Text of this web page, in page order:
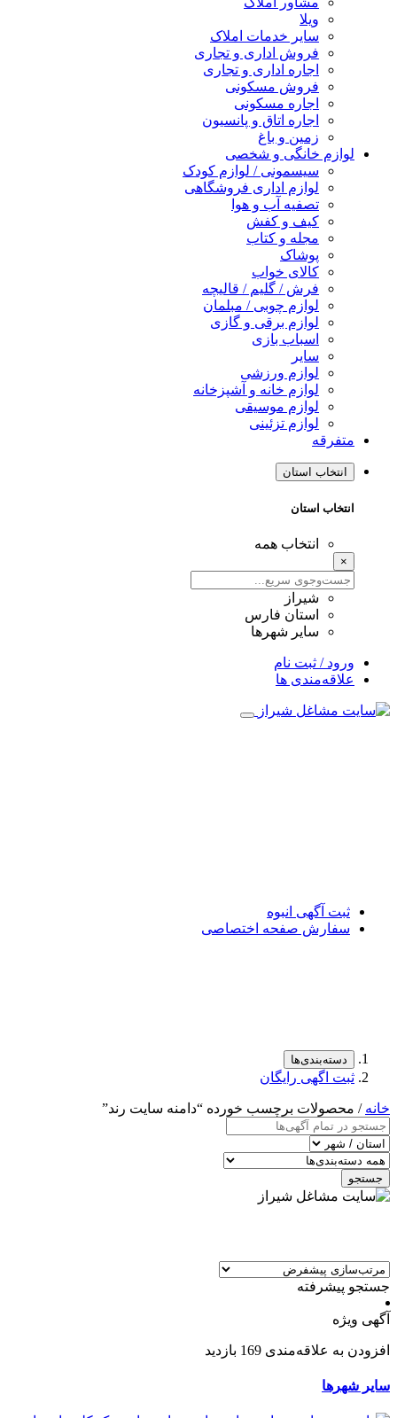
ویلا
سایر خدمات املاک
فروش اداری و تجاری
اجاره اداری و تجاری
فروش مسکونی
اجاره مسکونی
اجاره اتاق و پانسیون
زمین و باغ
لوازم خانگی و شخصی
سیسمونی / لوازم کودک
لوازم اداری فروشگاهی
تصفیه آب و هوا
کیف و کفش
مجله و کتاب
پوشاک
کالای خواب
فرش / گلیم / قالیچه
لوازم چوبی / مبلمان
لوازم برقی و گازی
اسباب بازی
سایر
لوازم ورزشی
لوازم خانه و آشپزخانه
لوازم موسیقی
لوازم تزئینی
متفرقه
انتخاب استان
انتخاب استان
انتخاب همه
×
شیراز
استان فارس
سایر شهرها
ورود / ثبت نام
علاقه‌مندی ها
ثبت آگهی انبوه
سفارش صفحه اختصاصی
دسته‌بندی‌ها
ثبت اگهی رایگان
خانه / محصولات برچسب خورده “دامنه سایت رند”
جستجو
جستجو پیشرفته
آگهی ویژه
افزودن به علاقه‌مندی 169 بازدید
سایر شهرها